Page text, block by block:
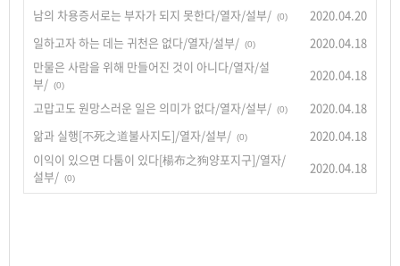
남의 차용증서로는 부자가 되지 못한다/열자/설부/ (0)
2020.04.20
일하고자 하는 데는 귀천은 없다/열자/설부/ (0)
2020.04.18
만물은 사람을 위해 만들어진 것이 아니다/열자/설
부/ (0)
2020.04.18
고맙고도 원망스러운 일은 의미가 없다/열자/설부/ (0)
2020.04.18
앎과 실행[不死之道불사지도]/열자/설부/ (0)
2020.04.18
이익이 있으면 다툼이 있다[楊布之狗양포지구]/열자/
설부/ (0)
2020.04.18